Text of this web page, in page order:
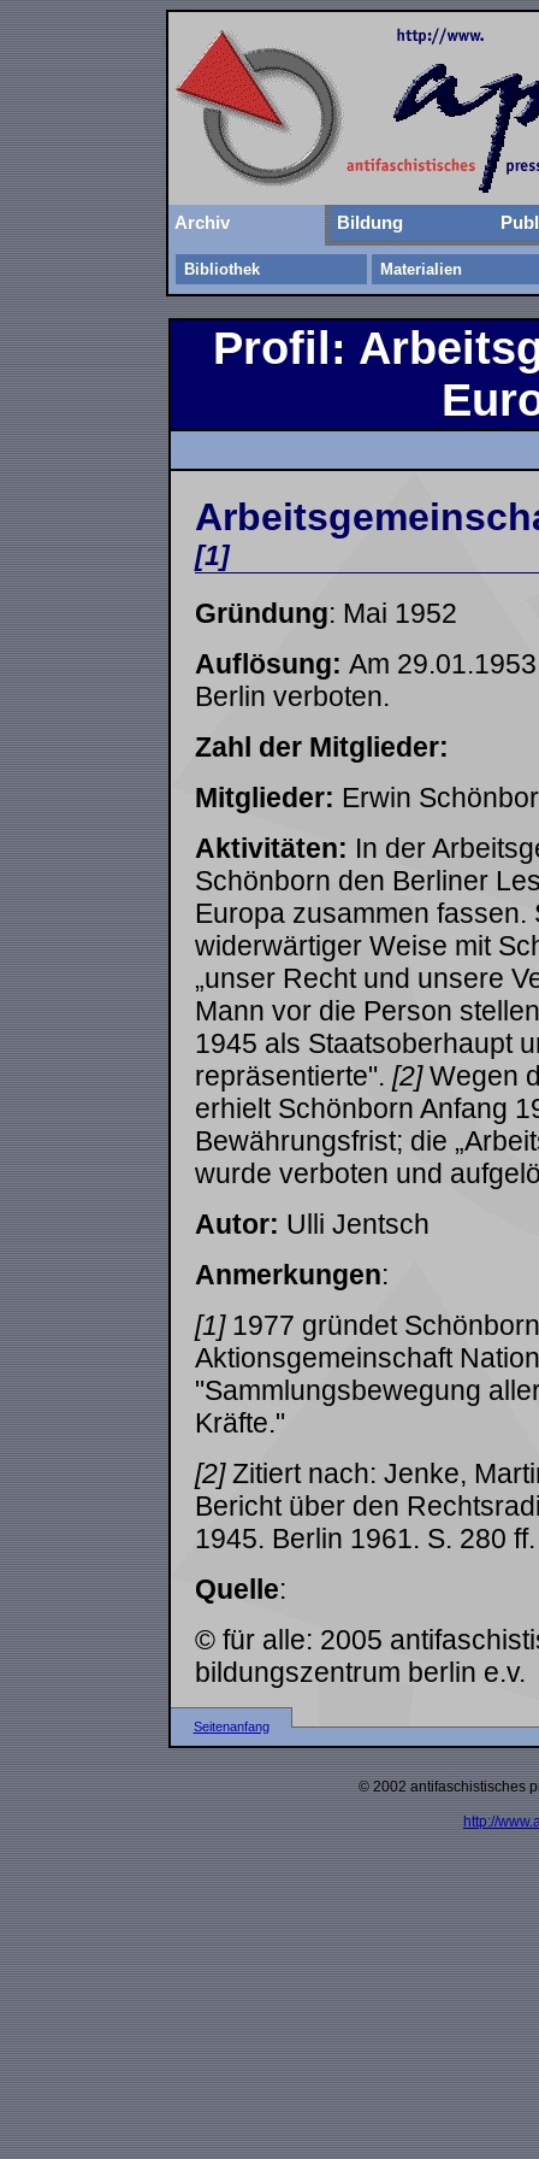
Archiv Bildung
Bibliothek Materialien
Profil:
[1]
Gründung: Mai 1952
Auflösung: Am
Berlin verboten.
Zahl der Mitglieder:
Mitglieder: Erwin
Aktivitäten: In der
Schönborn den Berliner
Europa zusammen fassen.
widerwärtiger Weise mit
„unser Recht und unsere
Mann vor die Person
1945 als Staatsoberhaupt
repräsentierte". [2]Wegen
erhielt Schönborn Anfang
Bewährungsfrist; die
wurde verboten und
Autor: Ulli Jentsch
Anmerkungen:
[1]1977 gründet
Aktionsgemeinschaft
"Sammlungsbewegung
Kräfte."
[2]Zitiert nach: Jenke,
Bericht über den
1945. Berlin 1961. S. 280 ff.
Quelle:
© für alle: 2005
bildungszentrum berlin e.v.
Seitenanfang
© 2002 antifaschistisches
http://